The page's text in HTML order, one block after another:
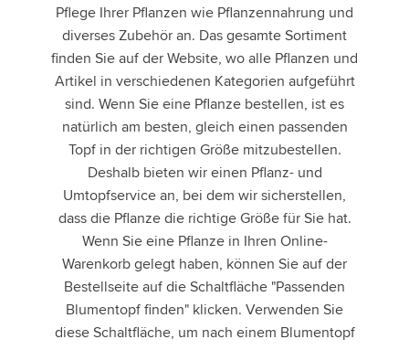
Pflege Ihrer Pflanzen wie Pflanzennahrung und
diverses Zubehör an. Das gesamte Sortiment
finden Sie auf der Website, wo alle Pflanzen und
Artikel in verschiedenen Kategorien aufgeführt
sind. Wenn Sie eine Pflanze bestellen, ist es
natürlich am besten, gleich einen passenden
Topf in der richtigen Größe mitzubestellen.
Deshalb bieten wir einen Pflanz- und
Umtopfservice an, bei dem wir sicherstellen,
dass die Pflanze die richtige Größe für Sie hat.
Wenn Sie eine Pflanze in Ihren Online-
Warenkorb gelegt haben, können Sie auf der
Bestellseite auf die Schaltfläche "Passenden
Blumentopf finden" klicken. Verwenden Sie
diese Schaltfläche, um nach einem Blumentopf